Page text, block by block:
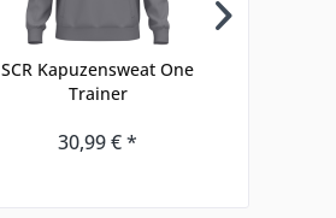
SCR Kapuzensweat One
Trainer
30,99 € *